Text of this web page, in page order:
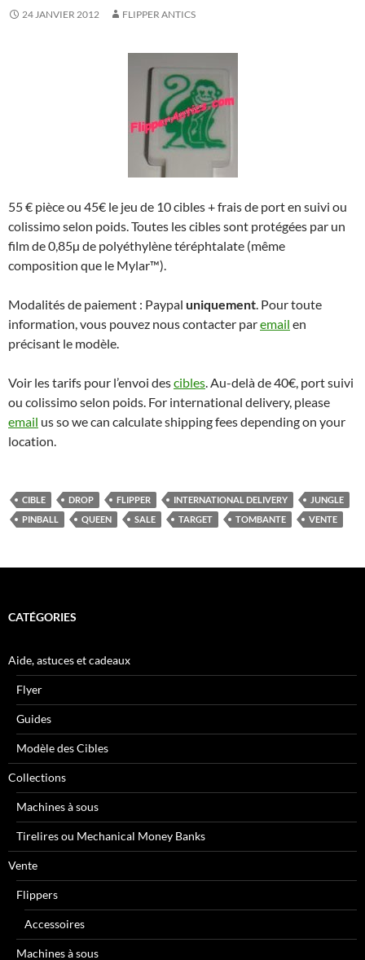
24 JANVIER 2012 FLIPPER ANTICS
55 € pièce ou 45€ le jeu de 10 cibles + frais de port en suivi ou
colissimo selon poids. Toutes les cibles sont protégées par un
film de 0,85µ de polyéthylène téréphtalate (même
composition que le Mylar™).
Modalités de paiement : Paypal uniquement. Pour toute
information, vous pouvez nous contacter paremail en
précisant le modèle.
Voir les tarifs pour l’envoi descibles. Au-delà de 40€, port suivi
ou colissimo selon poids. For international delivery, please
email us so we can calculate shipping fees depending on your
location.
CIBLE DROP FLIPPER INTERNATIONAL DELIVERY
JUNGLE
PINBALL
QUEEN SALE TARGET TOMBANTE VENTE
CATÉGORIES
Aide, astuces et cadeaux
Flyer
Guides
Modèle des Cibles
Collections
Machines à sous
Tirelires ou Mechanical Money Banks
Vente
Flippers
Accessoires
Machines à sous